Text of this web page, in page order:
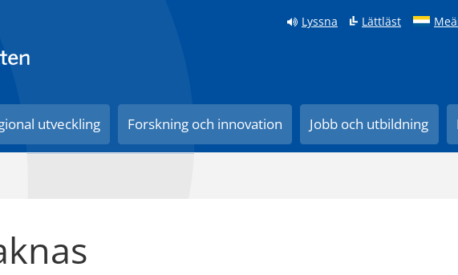
Lyssna Lättläst
utveckling Forskning och innovation Jobb och utbildning